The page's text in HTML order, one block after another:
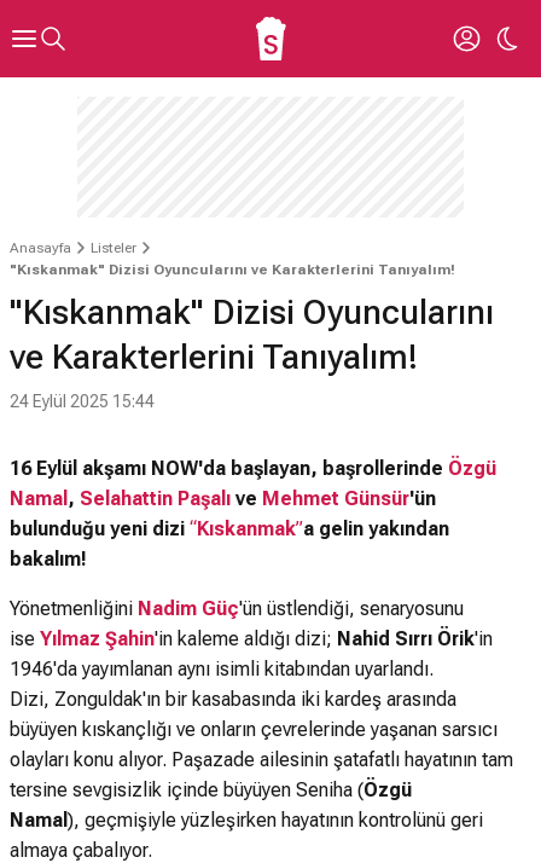
Anasayfa
Listeler
"Kıskanmak" Dizisi Oyuncularını ve Karakterlerini Tanıyalım!
"Kıskanmak" Dizisi Oyuncularını
ve Karakterlerini Tanıyalım!
24 Eylül 2025 15:44
16 Eylül akşamı NOW'da başlayan, başrollerinde Özgü
Namal , Selahattin Paşalı ve Mehmet Günsür'ün
bulunduğu yeni dizi “Kıskanmak”a gelin yakından
bakalım!
Yönetmenliğini Nadim Güç'ün üstlendiği, senaryosunu
ise Yılmaz Şahin'in kaleme aldığı dizi; Nahid Sırrı Örik'in
1946'da yayımlanan aynı isimli kitabından uyarlandı.
Dizi, Zonguldak'ın bir kasabasında iki kardeş arasında
büyüyen kıskançlığı ve onların çevrelerinde yaşanan sarsıcı
olayları konu alıyor. Paşazade ailesinin şatafatlı hayatının tam
tersine sevgisizlik içinde büyüyen Seniha (Özgü
Namal ), geçmişiyle yüzleşirken hayatının kontrolünü geri
almaya çabalıyor.